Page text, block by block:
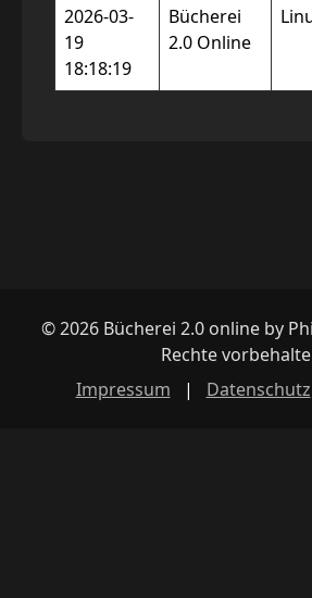
2026-03-
19
18:18:19
Bücherei
2.0 Online
© 2026 Bücherei 2.0 online by
Rechte
Impressum
| Datenschutz